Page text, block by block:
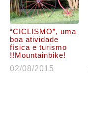
“CICLISMO”, uma
boa atividade
física e turismo
!!Mountainbike!
02/08/2015